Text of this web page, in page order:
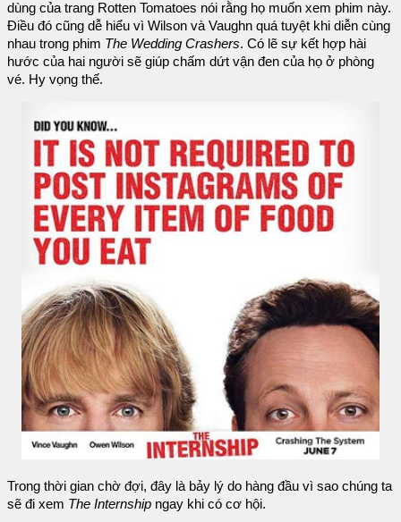
dùng của trang Rotten Tomatoes nói rằng họ muốn xem phim này.
Điều đó cũng dễ hiểu vì Wilson và Vaughn quá tuyệt khi diễn cùng
nhau trong phim The Wedding Crashers. Có lẽ sự kết hợp hài
hước của hai người sẽ giúp chấm dứt vận đen của họ ở phòng
vé. Hy vọng thế.
Trong thời gian chờ đợi, đây là bảy lý do hàng đầu vì sao chúng ta
sẽ đi xem The Internship ngay khi có cơ hội.